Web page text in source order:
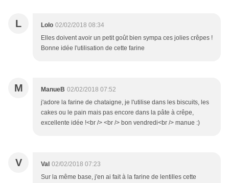
L Lolo 02/02/2018 08:34
Elles doivent avoir un petit goût bien sympa ces jolies crêpes !
Bonne idée l'utilisation de cette farine
M ManueB 02/02/2018 07:52
j'adore la farine de chataigne, je l'utilise dans les biscuits, les
cakes ou le pain mais pas encore dans la pâte à crêpe,
excellente idée !<br /> <br /> bon vendredi<br /> manue :)
V Val 02/02/2018 07:23
Sur la même base, j'en ai fait à la farine de lentilles cette